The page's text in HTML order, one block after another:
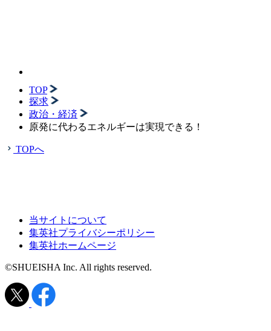
TOP
探求
政治・経済
原発に代わるエネルギーは実現できる！
TOPへ
当サイトについて
集英社プライバシーポリシー
集英社ホームページ
©SHUEISHA Inc. All rights reserved.